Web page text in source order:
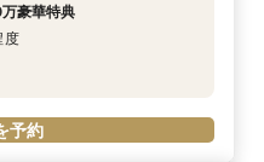
豪華特典
度
予約